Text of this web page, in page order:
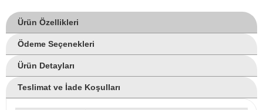
Ürün Özellikleri
Ödeme Seçenekleri
Ürün Detayları
Teslimat ve İade Koşulları